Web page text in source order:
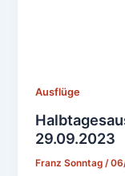
Ausflüge
29.09.2023
Franz Sonntag /